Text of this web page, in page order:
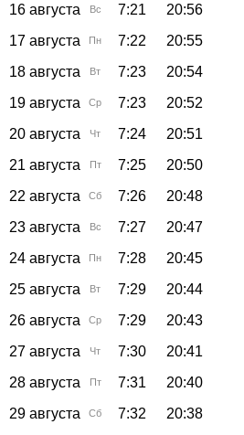
16 августа
Вс 7:21 20:56
17 августа
Пн 7:22 20:55
18 августа
Вт 7:23 20:54
19 августа
Ср 7:23 20:52
20 августа
Чт 7:24 20:51
21 августа
Пт 7:25 20:50
22 августа
Сб 7:26 20:48
23 августа
Вс 7:27 20:47
24 августа
Пн 7:28 20:45
25 августа
Вт 7:29 20:44
26 августа
Ср 7:29 20:43
27 августа
Чт 7:30 20:41
28 августа
Пт 7:31 20:40
29 августа
Сб 7:32 20:38